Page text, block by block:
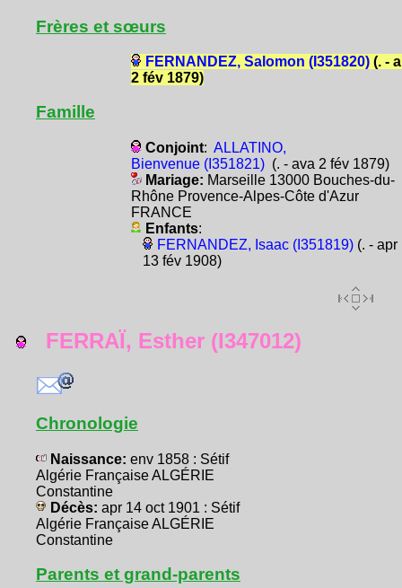
Frères et sœurs
FERNANDEZ, Salomon (I351820)(. -
2 fév 1879)
Famille
Conjoint: ALLATINO,
Bienvenue (I351821)(. - ava 2 fév 1879)
Mariage: Marseille 13000 Bouches-du-
Rhône Provence-Alpes-Côte d'Azur
FRANCE
Enfants:
FERNANDEZ, Isaac (I351819)(. - apr
13 fév 1908)
FERRAÏ, Esther (I347012)
Chronologie
Naissance: env 1858 : Sétif
Algérie Française ALGÉRIE
Constantine
Décès: apr 14 oct 1901 : Sétif
Algérie Française ALGÉRIE
Constantine
Parents et grand-parents